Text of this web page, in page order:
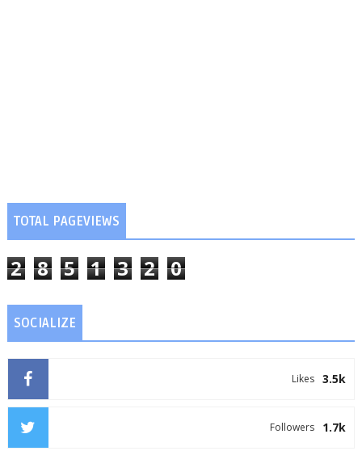
TOTAL PAGEVIEWS
2 8 5 1 3 2 0
SOCIALIZE
3.5k
Likes
1.7k
Followers